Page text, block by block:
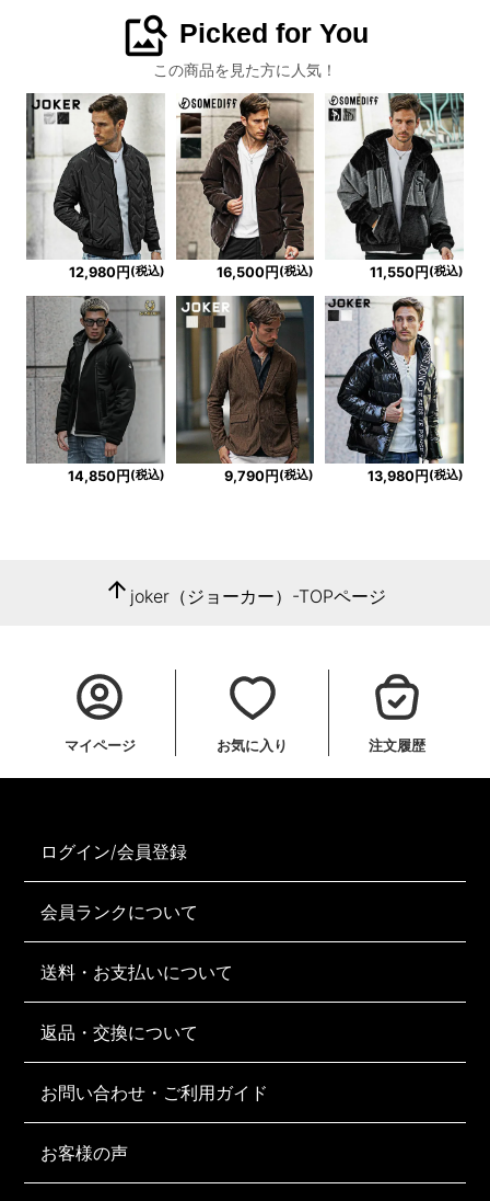
image_search Picked for You
この商品を見た方に人気！
12,980円 (税込) 16,500円 (税込) 11,550円 (税込)
14,850円(税込) 9,790円(税込) 13,980円(税込)
arrow_upward joker（ジョーカー）-TOPページ
マイページ お気に入り 注文履歴
ログイン/会員登録
会員ランクについて
送料・お支払いについて
返品・交換について
お問い合わせ・ご利用ガイド
お客様の声